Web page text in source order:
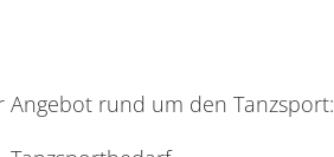
rund um den Tanzsport: